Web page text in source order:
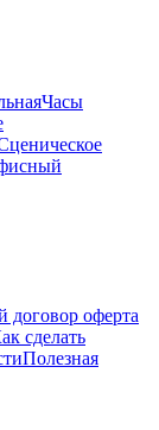
Часы
договор оферта
сделать
Полезная